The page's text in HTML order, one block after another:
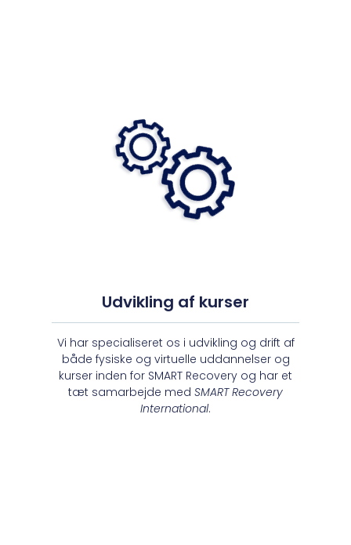
Udvikling af kurser
Vi har specialiseret os i udvikling og drift af
både fysiske og virtuelle uddannelser og
kurser inden for SMART Recovery og har et
tæt samarbejde med SMART Recovery
International.